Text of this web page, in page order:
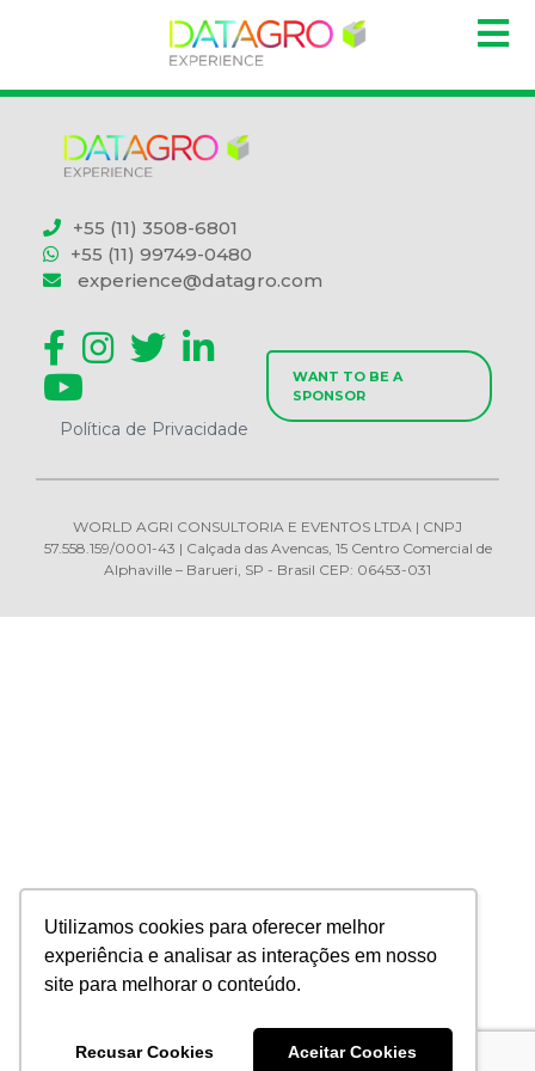
Utilizamos cookies para oferecer melhor
experiência e analisar as interações em nosso
site para melhorar o conteúdo.
Recusar Cookies Aceitar Cookies
+55 (11) 3508-6801
+55 (11) 99749-0480
experience@datagro.com
Política de Privacidade
WANT TO BE A
SPONSOR
WORLD AGRI CONSULTORIA E EVENTOS LTDA | CNPJ
57.558.159/0001-43 | Calçada das Avencas, 15 Centro Comercial de
Alphaville – Barueri, SP - Brasil CEP: 06453-031